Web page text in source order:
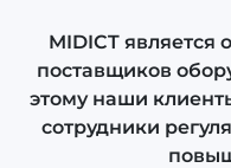
MIDICT
поставщиков
этому наши
сотрудники